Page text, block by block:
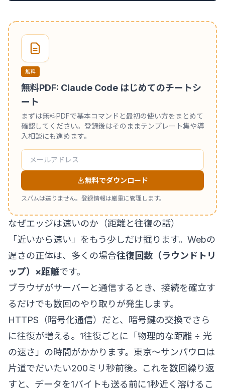
無料
無料PDF: Claude Code はじめてのチートシ
ート
まずは無料PDFで基本コマンドと最初の使い方をまとめて
確認してください。登録後はそのままテンプレート集や導
入相談にも進めます。
無料でダウンロード
スパムは送りません。登録情報は厳重に管理します。
なぜエッジは速いのか（距離と往復の話）
「近いから速い」をもう少しだけ掘ります。Webの
遅さの正体は、多くの場合往復回数（ラウンドトリ
ップ）×距離です。
ブラウザがサーバーと通信するとき、接続を確立す
るだけでも数回のやり取りが発生します。
HTTPS（暗号化通信）だと、暗号鍵の交換でさら
に往復が増える。1往復ごとに「物理的な距離 ÷ 光
の速さ」の時間がかかります。東京〜サンパウロは
片道でだいたい200ミリ秒前後。これを数回繰り返
すと、データを1バイトも送る前に1秒近く溶けるこ